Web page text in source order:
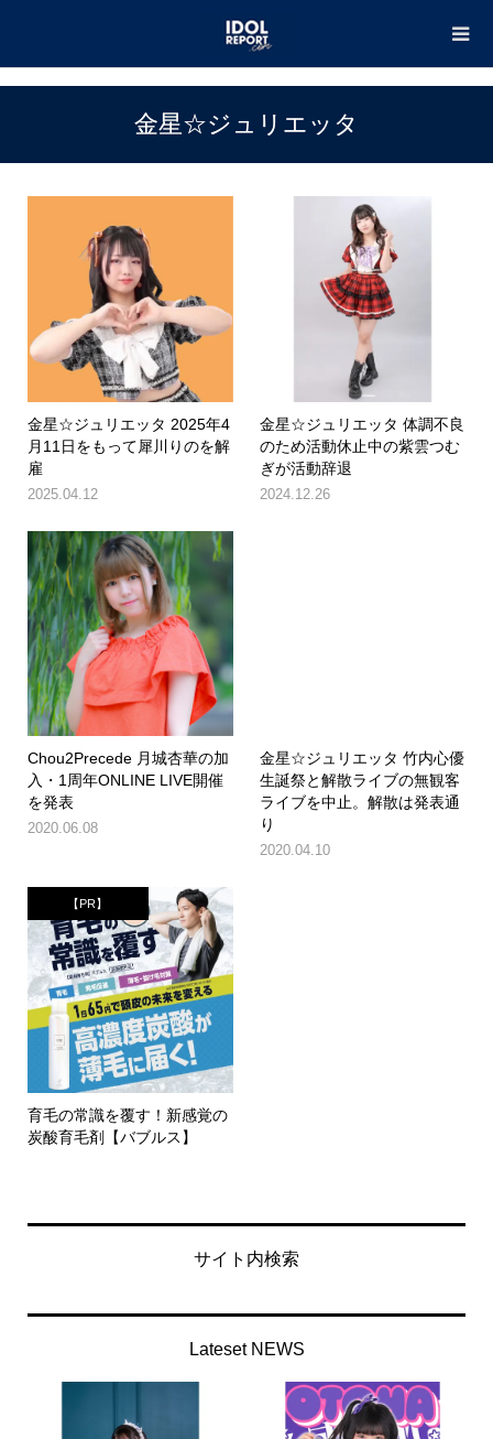
金星☆ジュリエッタ
金星☆ジュリエッタ 2025年4
月11日をもって犀川りのを解
雇
2025.04.12
金星☆ジュリエッタ 体調不良
のため活動休止中の紫雲つむ
ぎが活動辞退
2024.12.26
Chou2Precede 月城杏華の加
入・1周年ONLINE LIVE開催
を発表
2020.06.08
金星☆ジュリエッタ 竹内心優
生誕祭と解散ライブの無観客
ライブを中止。解散は発表通
り
2020.04.10
【PR】
育毛の常識を覆す！新感覚の
炭酸育毛剤【バブルス】
サイト内検索
Lateset NEWS